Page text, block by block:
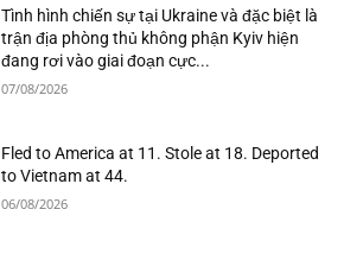
Tình hình chiến sự tại Ukraine và đặc biệt là
trận địa phòng thủ không phận Kyiv hiện
đang rơi vào giai đoạn cực...
07/08/2026
Fled to America at 11. Stole at 18. Deported
to Vietnam at 44.
06/08/2026